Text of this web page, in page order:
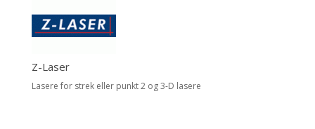
Z-Laser
Lasere for strek eller punkt 2 og 3-D lasere